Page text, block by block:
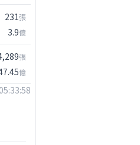
231張
3.9億
張
億